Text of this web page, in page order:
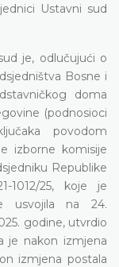
Ustavni sud
je, odlučujući o
Bosne i
doma
(podnosioci
povodom
izborne komisije
Republike
1012/25, koje je
usvojila na 24.
godine, utvrdio
je nakon izmjena
izmjena postala